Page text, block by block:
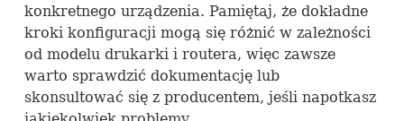
konkretnego urządzenia. Pamiętaj, że dokładne
kroki konfiguracji mogą się różnić w zależności
od modelu drukarki i routera, więc zawsze
warto sprawdzić dokumentację lub
skonsultować się z producentem, jeśli napotkasz